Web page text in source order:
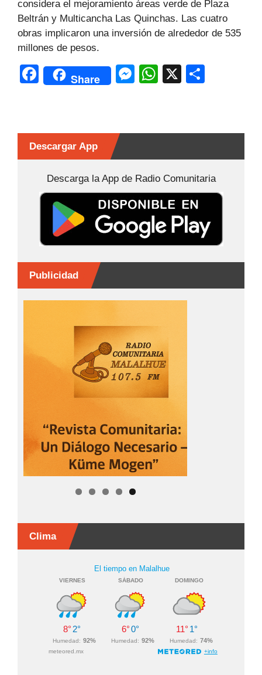
considera el mejoramiento áreas verde de Plaza
Beltrán y Multicancha Las Quinchas. Las cuatro
obras implicaron una inversión de alrededor de 535
millones de pesos.
F
a
e
b
o
k
Share
M
s
g
er
W
s
p
X
p
Descargar App
Descarga la App de Radio Comunitaria
Publicidad
Clima